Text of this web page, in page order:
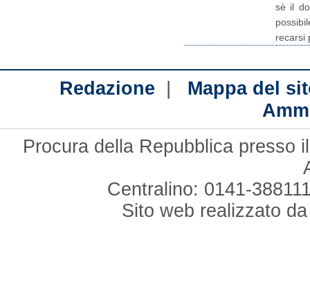
sè il
recarsi
Redazione
Mappa del
Procura della Repubblica presso
Centralino: 0141-
Sito web realizzato